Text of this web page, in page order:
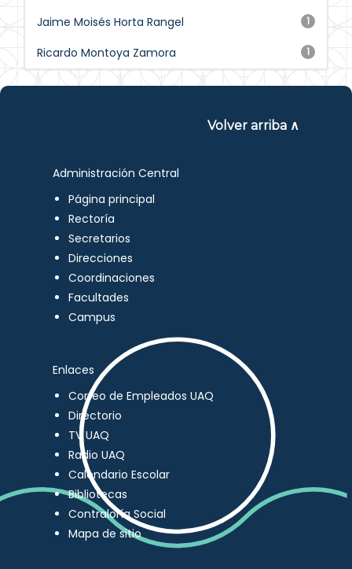
1
Jaime Moisés Horta Rangel
1
Ricardo Montoya Zamora
Volver arriba ∧
Administración Central
Página principal
Rectoría
Secretarios
Direcciones
Coordinaciones
Facultades
Campus
Enlaces
Correo de Empleados UAQ
Directorio
TV UAQ
Radio UAQ
Calendario Escolar
Bibliotecas
Contraloría Social
Mapa de sitio